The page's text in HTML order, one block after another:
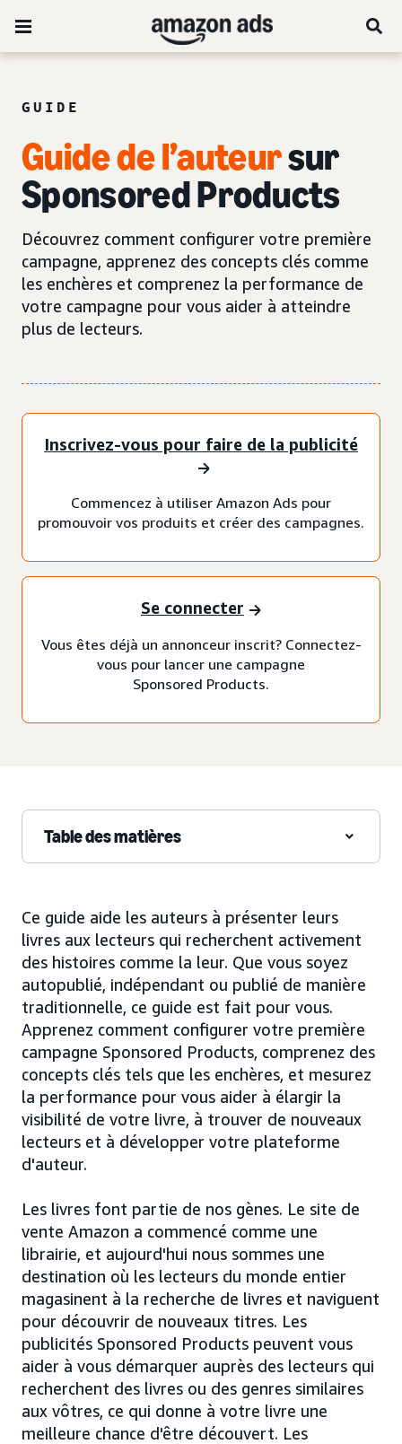
GUIDE
Guide de l’auteursur
Sponsored Products
Découvrez comment configurer votre première
campagne, apprenez des concepts clés comme
les enchères et comprenez la performance de
votre campagne pour vous aider à atteindre
plus de lecteurs.
Inscrivez-vous pour faire de la publicité
Commencez à utiliser Amazon Ads pour
promouvoir vos produits et créer des campagnes.
Se connecter
Vous êtes déjà un annonceur inscrit? Connectez-
vous pour lancer une campagne
Sponsored Products.
Table des matières
Ce guide aide les auteurs à présenter leurs
livres aux lecteurs qui recherchent activement
des histoires comme la leur. Que vous soyez
autopublié, indépendant ou publié de manière
traditionnelle, ce guide est fait pour vous.
Apprenez comment configurer votre première
campagne Sponsored Products, comprenez des
concepts clés tels que les enchères, et mesurez
la performance pour vous aider à élargir la
visibilité de votre livre, à trouver de nouveaux
lecteurs et à développer votre plateforme
d'auteur.
Les livres font partie de nos gènes. Le site de
vente Amazon a commencé comme une
librairie, et aujourd'hui nous sommes une
destination où les lecteurs du monde entier
magasinent à la recherche de livres et naviguent
pour découvrir de nouveaux titres. Les
publicités Sponsored Products peuvent vous
aider à vous démarquer auprès des lecteurs qui
recherchent des livres ou des genres similaires
aux vôtres, ce qui donne à votre livre une
meilleure chance d'être découvert. Les